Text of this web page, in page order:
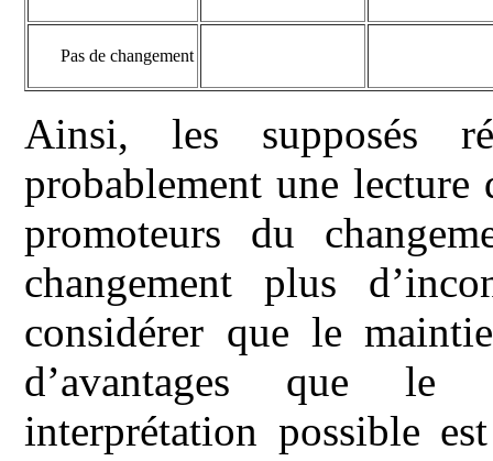
Pas de changement
Ainsi, les supposés
probablement une
promoteurs du
changement plus
considérer que le
d’avantages que le
interprétation possible